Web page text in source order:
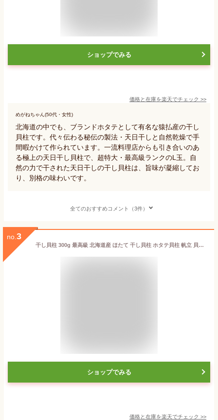
ショップでみる
価格と在庫を楽天でチェック >>
めがねちゃん(50代・女性)
北海道の中でも、ブランドホタテとして有名な猿払産の干し
貝柱です。代々伝わる秘伝の製法・天日干しと自然乾燥で手
間暇かけて作られています。一流料理店からも引き合いのあ
る極上の天日干し貝柱で、超特大・最高級ランクのL玉。自
然の力で干された天日干しの干し貝柱は、旨味が凝縮してお
り、別格の味わいです。
全てのおすすめコメント（3件）
no. 3
干し貝柱 300g 最高級 北海道産 ほたて 干し貝柱 ホタテ貝柱 帆立 貝柱 SAサイズ1等検 ホタテ ほたて おつまみ 干貝柱 珍味 乾物 乾燥 海鮮 海産物 国産 高級 ギフト 贈り物 プレゼント メール便 送料無料 おつまみセット 酒が旨いつまみ
ショップでみる
価格と在庫を楽天でチェック >>